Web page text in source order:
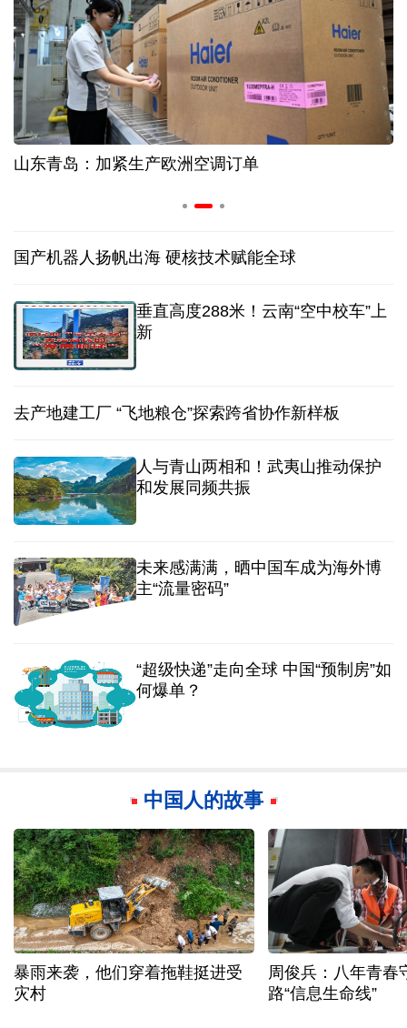
山东青岛：加紧生产欧洲空调订单
国产机器人扬帆出海 硬核技术赋能全球
垂直高度288米！云南“空中校车”上
新
去产地建工厂 “飞地粮仓”探索跨省协作新样板
人与青山两相和！武夷山推动保护
和发展同频共振
未来感满满，晒中国车成为海外博
主“流量密码”
“超级快递”走向全球 中国“预制房”如
何爆单？
中国人的故事
暴雨来袭，他们穿着拖鞋挺进受
灾村
周俊兵：八年青春
路“信息生命线”